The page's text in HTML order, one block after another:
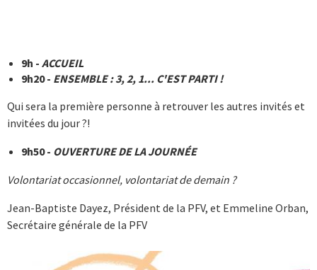
9h - ACCUEIL
9h20 - ENSEMBLE : 3, 2, 1... C'EST PARTI !
Qui sera la première personne à retrouver les autres invités et
invitées du jour ?!
9h50 - OUVERTURE DE LA JOURNÉE
Volontariat occasionnel, volontariat de demain ?
Jean-Baptiste Dayez, Président de la PFV, et Emmeline Orban,
Secrétaire générale de la PFV